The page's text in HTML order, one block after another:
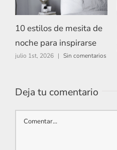
10 estilos de mesita de
noche para inspirarse
julio 1st, 2026 | Sin comentarios
Deja tu comentario